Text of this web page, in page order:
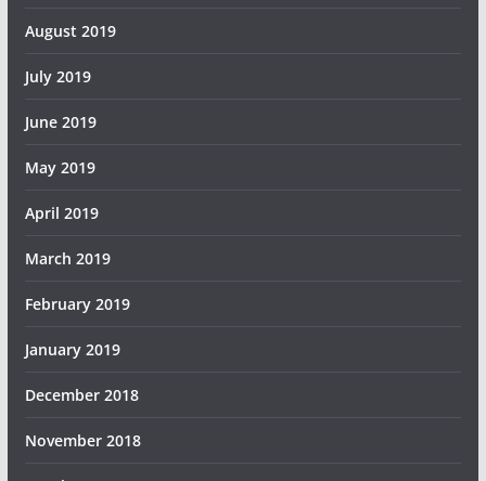
August 2019
July 2019
June 2019
May 2019
April 2019
March 2019
February 2019
January 2019
December 2018
November 2018